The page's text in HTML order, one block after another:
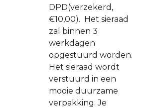
DPD(verzekerd,
€10,00). Het sieraad
zal binnen 3
werkdagen
opgestuurd worden.
Het sieraad wordt
verstuurd in een
mooie duurzame
verpakking. Je